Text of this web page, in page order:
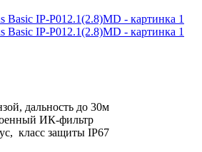
дальность до 30м
ИК-фильтр
класс защиты IР67